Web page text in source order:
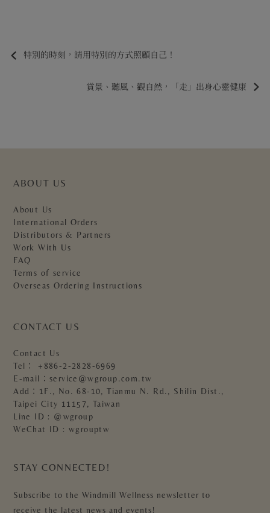
特別的時刻，請用特別的方式照顧自己！
賞景、聽風、觀自然，「走」出身心靈健康
ABOUT US
About Us
International Orders
Distributors & Partners
Work With Us
FAQ
Terms of service
Overseas Ordering Instructions
CONTACT US
Contact Us
Tel：
+886-2-2828-6969
E-mail：service@wgroup.com.tw
Add：1F., No. 68-10, Tianmu N. Rd., Shilin Dist.,
Taipei City 11157, Taiwan
Line ID : @wgroup
WeChat ID : wgrouptw
STAY CONNECTED!
Subscribe to the Windmill Wellness newsletter to
receive the latest news and events!